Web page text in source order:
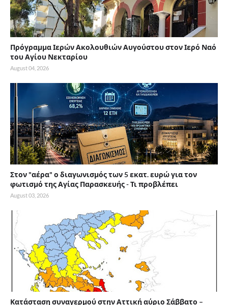
Πρόγραμμα Ιερών Ακολουθιών Αυγούστου στον Ιερό Ναό
του Αγίου Νεκταρίου
August 04, 2026
Στον "αέρα" ο διαγωνισμός των 5 εκατ. ευρώ για τον
φωτισμό της Αγίας Παρασκευής - Τι προβλέπει
August 03, 2026
Κατάσταση συναγερμού στην Αττική αύριο Σάββατο –